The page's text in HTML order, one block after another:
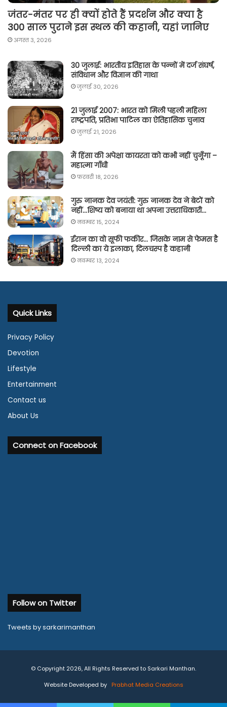
जंतर-मंतर पर ही क्यों होते हैं प्रदर्शन और क्या है
300 साल पुराने इस स्थल की कहानी, यहां जानिए
अगस्त 3, 2026
30 जुलाई: भारतीय इतिहास के पन्नों में दर्ज संघर्ष,
संविधान और विज्ञान की गाथा
जुलाई 30, 2026
21 जुलाई 2007: भारत को मिली पहली महिला
राष्ट्रपति, प्रतिभा पाटिल का ऐतिहासिक चुनाव
जुलाई 21, 2026
मैं हिंसा की अपेक्षा कायरता को कभी नहीं चुनूँगा –
महात्मा गाँधी
फ़रवरी 18, 2026
गुरु नानक देव जयंती: गुरु नानक देव ने बेटों को
नहीं…शिष्य को बनाया था अपना उत्तराधिकारी…
नवम्बर 15, 2024
ईरान का वो सूफी फकीर… जिसके नाम से फेमस है
दिल्ली का ये इलाका, दिलचस्प है कहानी
नवम्बर 13, 2024
Quick Links
Privacy Policy
Devotion
Lifestyle
Entertainment
Contact us
About Us
Connect on Facebook
Follow on Twitter
Tweets by sarkarimanthan
© Copyright 2026, All Rights Reserved to Sarkari Manthan.
Website Developed by
Prabhat Media Creations